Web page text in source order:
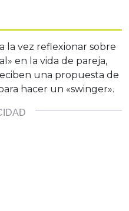
la vez reflexionar sobre
en la vida de pareja,
una propuesta de
hacer un «swinger».